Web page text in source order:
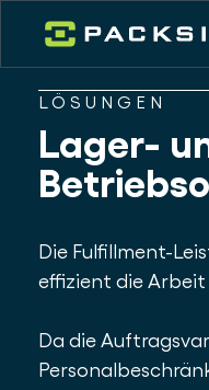
LÖSUNGEN
Lager-
Die Fulfillment-
effizient die
Da die